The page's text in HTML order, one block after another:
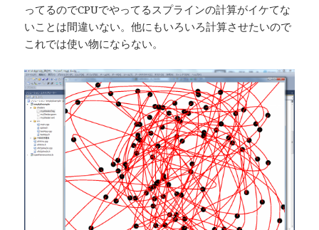
ってるのでCPUでやってるスプラインの計算がイケてな
いことは間違いない。他にもいろいろ計算させたいので
これでは使い物にならない。